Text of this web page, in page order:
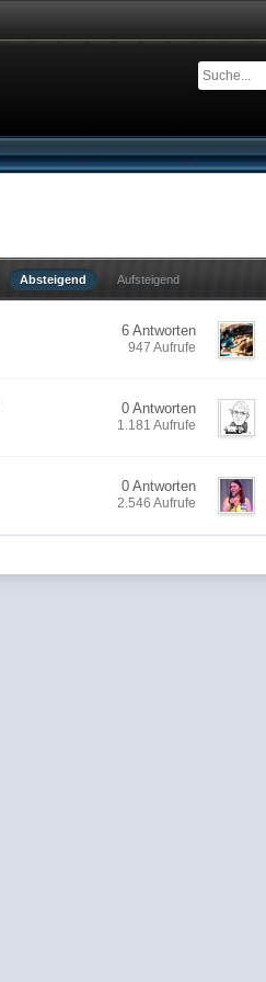
Absteigend Aufsteigend
6 Antworten
947 Aufrufe
0 Antworten
1.181 Aufrufe
0 Antworten
2.546 Aufrufe